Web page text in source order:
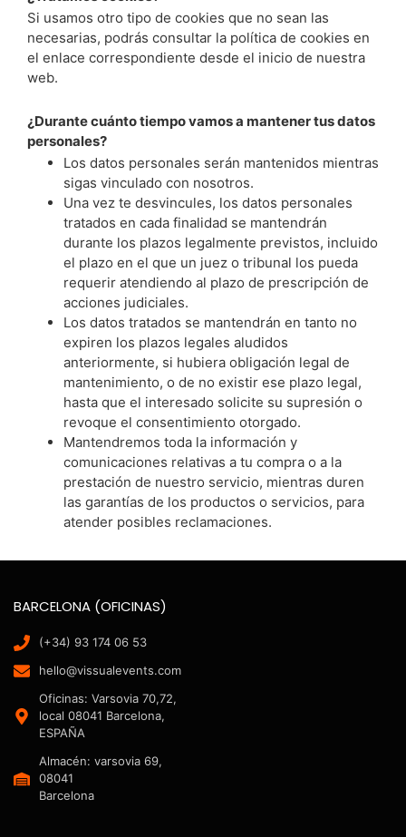
Si usamos otro tipo de cookies que no sean las
necesarias, podrás consultar la política de cookies en
el enlace correspondiente desde el inicio de nuestra
web.
¿Durante cuánto tiempo vamos a mantener tus datos
personales?
Los datos personales serán mantenidos mientras
sigas vinculado con nosotros.
Una vez te desvincules, los datos personales
tratados en cada finalidad se mantendrán
durante los plazos legalmente previstos, incluido
el plazo en el que un juez o tribunal los pueda
requerir atendiendo al plazo de prescripción de
acciones judiciales.
Los datos tratados se mantendrán en tanto no
expiren los plazos legales aludidos
anteriormente, si hubiera obligación legal de
mantenimiento, o de no existir ese plazo legal,
hasta que el interesado solicite su supresión o
revoque el consentimiento otorgado.
Mantendremos toda la información y
comunicaciones relativas a tu compra o a la
prestación de nuestro servicio, mientras duren
las garantías de los productos o servicios, para
atender posibles reclamaciones.
BARCELONA (OFICINAS)
(+34) 93 174 06 53
hello@vissualevents.com
Oficinas: Varsovia 70,72,
local 08041 Barcelona,
ESPAÑA
Almacén: varsovia 69,
08041
Barcelona